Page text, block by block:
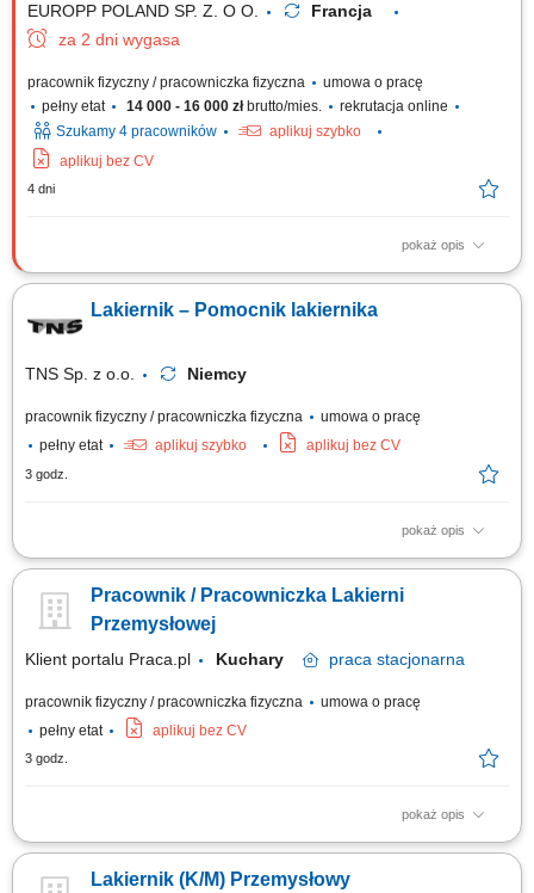
EUROPP POLAND SP. Z. O O.
Francja
za 2 dni wygasa
pracownik fizyczny / pracowniczka fizyczna
umowa o pracę
pełny etat
14 000 - 16 000 złbrutto/mies.
rekrutacja online
Szukamy 4 pracowników
aplikuj szybko
aplikuj bez CV
4 dni
pokaż opis
Nasz klient to firma skupiająca się na produkcji nowoczesnych składów
pociągów wysokich prędkości. Aktualnie poszukują doświadczonych
lakierników w celu realizacji bieżących zamówień. Do zadań pracownika
Lakiernik – Pomocnik lakiernika
TNS Sp. z o.o. Niemcy
pracownik fizyczny / pracowniczka fizyczna
umowa o pracę
pełny etat
aplikuj szybko aplikuj bez CV
3 godz.
pokaż opis
OPIS STANOWISKA: malowanie natryskowe pistoletem; poprawki
malowaniem – czyszczenie, szpachlowanie, oklejanie; wykonywanie
napraw powłok lakierniczych. WYMAGANIA: doświadczenie zawodowe –
Pracownik / Pracowniczka Lakierni
Przemysłowej
Klient portalu Praca.pl Kuchary praca stacjonarna
pracownik fizyczny / pracowniczka fizyczna
umowa o pracę
pełny etat
aplikuj bez CV
3 godz.
pokaż opis
Obsługa oraz kontrola pracy maszyn i linii lakierniczej. Przygotowywanie
Ustawianie parametrów urządzeń zgodnie z wymaganiami produkcji.
Lakiernik (K/M) Przemysłowy